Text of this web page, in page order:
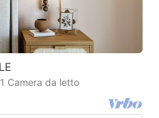
Camera da letto